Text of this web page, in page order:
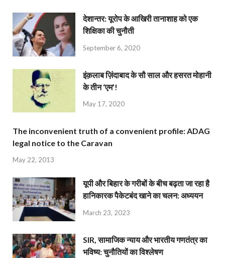
देशान्‍तर: यूरोप के आखिरी तानाशाह को एक
शिक्षिका की चुनौती
September 6, 2020
इंक़लाब ज़िंदाबाद के सौ साल और हसरत मोहानी
के तीन ‘एम’!
May 17, 2020
The inconvenient truth of a convenient profile: ADAG
legal notice to the Caravan
May 22, 2013
यूपी और बिहार के गरीबों के बीच बढ़ता जा रहा है
हानिकारक पैकेटबंद खाने का चलन: अध्ययन
March 23, 2023
SIR, सामाजिक न्याय और भारतीय गणतंत्र का
भविष्य: चुनौतियों का विश्लेषण